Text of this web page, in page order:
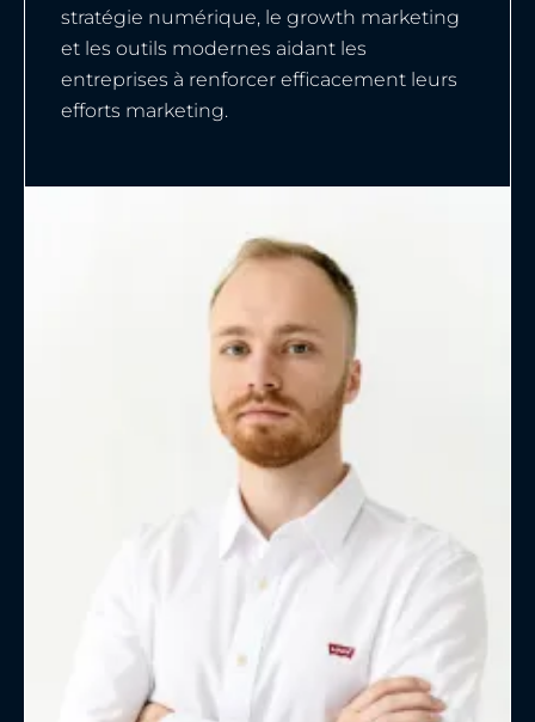
stratégie numérique, le growth marketing
et les outils modernes aidant les
entreprises à renforcer efficacement leurs
efforts marketing.